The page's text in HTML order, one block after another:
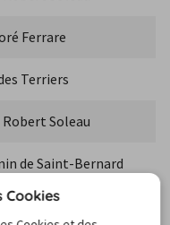
Ferrare
Terriers
Robert Soleau
de Saint-Bernard
Cookies